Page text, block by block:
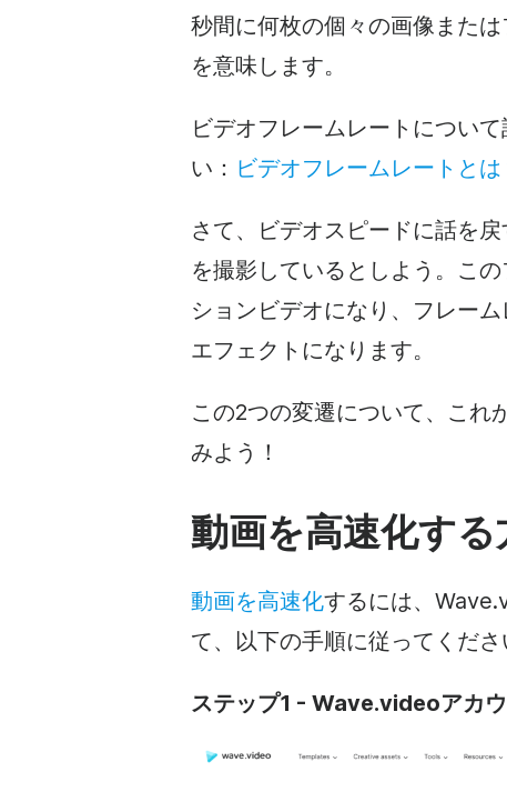
秒間に何枚の個々の画像また
を意味します。
ビデオフレームレートについ
い： ビデオフレームレートとは
さて、ビデオスピードに話を
を撮影しているとしよう。こ
ションビデオになり、フレー
エフェクトになります。
この2つの変遷について、これ
みよう！
動画を高速化する
動画を高速化するには、
て、以下の手順に従ってくださ
ステップ1 - Wave.videoアカ